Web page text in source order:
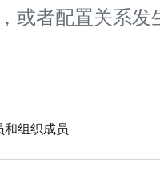
或者配置关系发
和组织成员